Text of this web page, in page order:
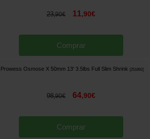
23,90€ 11,90€
Comprar
Prowess Osmose X 50mm 13' 3.5lbs Full Slim Shrink 251892]
98,90€ 64,90€
Comprar